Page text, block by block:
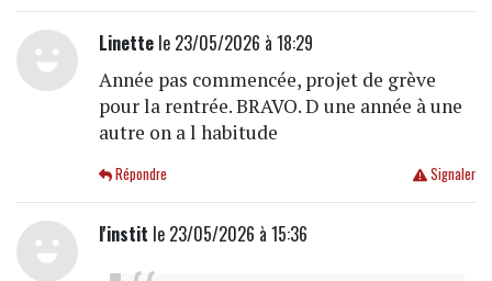
Linettele 23/05/2026 à 18:29
Année pas commencée, projet de grève
pour la rentrée. BRAVO. D une année à une
autre on a l habitude
Signaler
Répondre
l'instit le 23/05/2026 à 15:36